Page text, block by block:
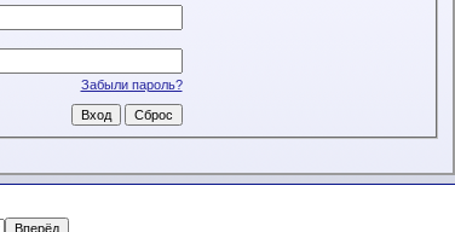
Забыли пароль?